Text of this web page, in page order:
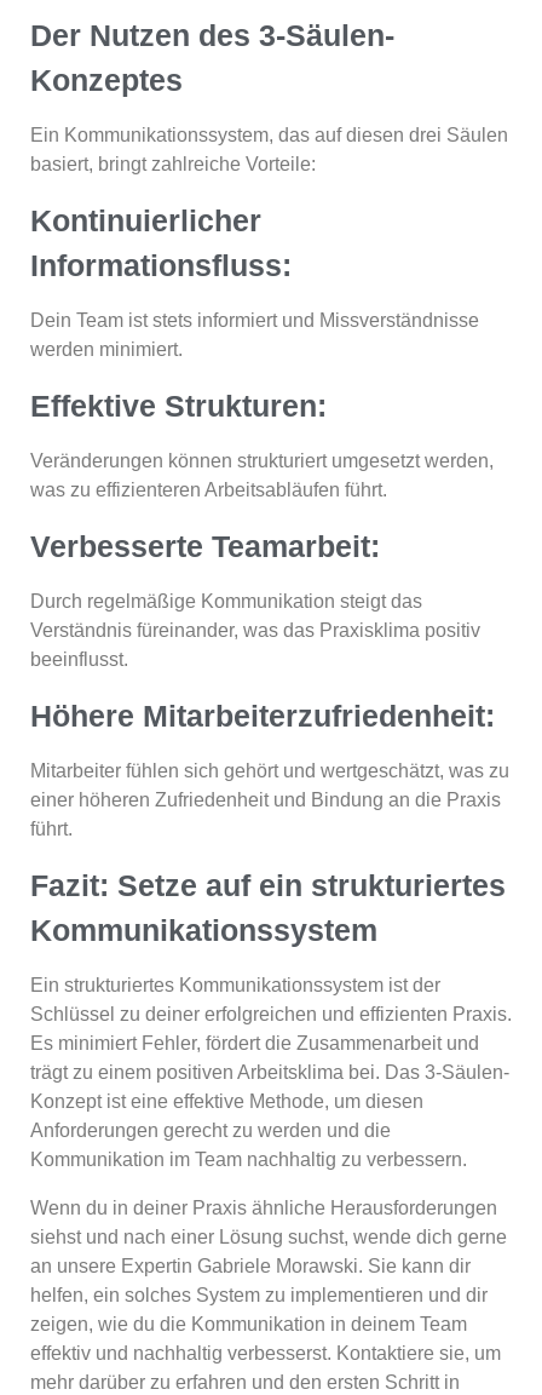
Der Nutzen des 3-Säulen-
Konzeptes
Ein Kommunikationssystem, das auf diesen drei Säulen
basiert, bringt zahlreiche Vorteile:
Kontinuierlicher
Informationsfluss:
Dein Team ist stets informiert und Missverständnisse
werden minimiert.
Effektive Strukturen:
Veränderungen können strukturiert umgesetzt werden,
was zu effizienteren Arbeitsabläufen führt.
Verbesserte Teamarbeit:
Durch regelmäßige Kommunikation steigt das
Verständnis füreinander, was das Praxisklima positiv
beeinflusst.
Höhere Mitarbeiterzufriedenheit:
Mitarbeiter fühlen sich gehört und wertgeschätzt, was zu
einer höheren Zufriedenheit und Bindung an die Praxis
führt.
Fazit: Setze auf ein strukturiertes
Kommunikationssystem
Ein strukturiertes Kommunikationssystem ist der
Schlüssel zu deiner erfolgreichen und effizienten Praxis.
Es minimiert Fehler, fördert die Zusammenarbeit und
trägt zu einem positiven Arbeitsklima bei. Das 3-Säulen-
Konzept ist eine effektive Methode, um diesen
Anforderungen gerecht zu werden und die
Kommunikation im Team nachhaltig zu verbessern.
Wenn du in deiner Praxis ähnliche Herausforderungen
siehst und nach einer Lösung suchst, wende dich gerne
an unsere Expertin Gabriele Morawski. Sie kann dir
helfen, ein solches System zu implementieren und dir
zeigen, wie du die Kommunikation in deinem Team
effektiv und nachhaltig verbesserst. Kontaktiere sie, um
mehr darüber zu erfahren und den ersten Schritt in